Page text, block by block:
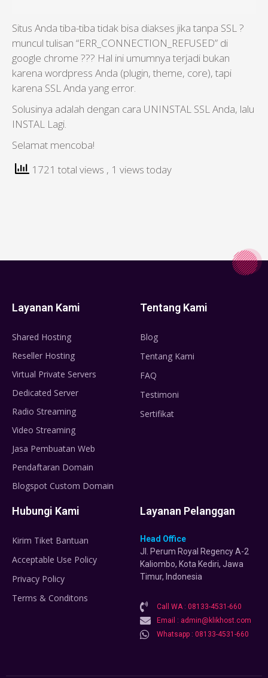
Situs Anda tiba-tiba tidak bisa diakses jika tanpa SSL ?
muncul tulisan “ERR_CONNECTION_REFUSED” di
google chrome ??? Hal ini umumnya terjadi bukan
karena wordpress Anda (plugin, theme, core), tapi
karena SSL Anda yang error.
Solusinya adalah dengan cara UNINSTAL SSL Anda, lalu
INSTAL Lagi.
Selamat mencoba!
1721 total views , 1 views today
Layanan Kami
Shared Hosting
Reseller Hosting
Virtual Private Servers
Dedicated Server
Radio Streaming
Video Streaming
Jasa Pembuatan Web
Pendaftaran Domain
Blogspot Custom Domain
Tentang Kami
Blog
Tentang Kami
FAQ
Testimoni
Sertifikat
Hubungi Kami
Kirim Tiket Bantuan
Acceptable Use Policy
Privacy Policy
Terms & Conditons
Layanan Pelanggan
Head Office
Jl. Perum Royal Regency A-2
Kaliombo, Kota Kediri, Jawa
Timur, Indonesia
Call WA : 08133-4531-660
Email : admin@klikhost.com
Whatsapp : 08133-4531-660